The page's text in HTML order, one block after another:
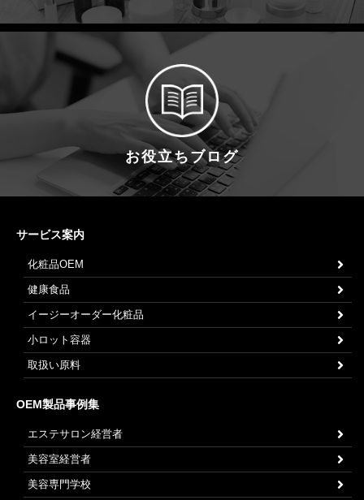
お役立ちブログ
サービス案内
化粧品OEM
健康食品
イージーオーダー化粧品
小ロット容器
取扱い原料
OEM製品事例集
エステサロン経営者
美容室経営者
美容専門学校